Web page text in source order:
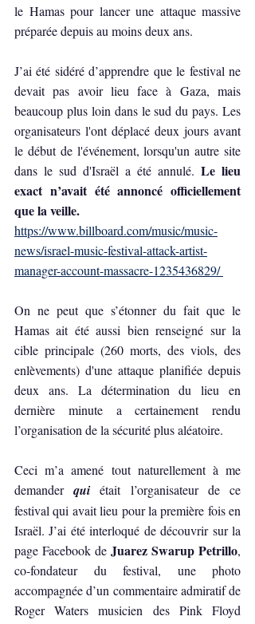
le Hamas pour lancer une attaque massive
préparée depuis au moins deux ans.
J’ai été sidéré d’apprendre que le festival ne
devait pas avoir lieu face à Gaza, mais
beaucoup plus loin dans le sud du pays. Les
organisateurs l'ont déplacé deux jours avant
le début de l'événement, lorsqu'un autre site
dans le sud d'Israël a été annulé. Le lieu
exact n’avait été annoncé officiellement
que la veille.
https://www.billboard.com/music/music-
news/israel-music-festival-attack-artist-
manager-account-massacre-1235436829/
On ne peut que s’étonner du fait que le
Hamas ait été aussi bien renseigné sur la
cible principale (260 morts, des viols, des
enlèvements) d'une attaque planifiée depuis
deux ans. La détermination du lieu en
dernière minute a certainement rendu
l’organisation de la sécurité plus aléatoire.
Ceci m’a amené tout naturellement à me
demander qui était l’organisateur de ce
festival qui avait lieu pour la première fois en
Israël. J’ai été interloqué de découvrir sur la
page Facebook de Juarez Swarup Petrillo,
co-fondateur du festival, une photo
accompagnée d’un commentaire admiratif de
Roger Waters musicien des Pink Floyd